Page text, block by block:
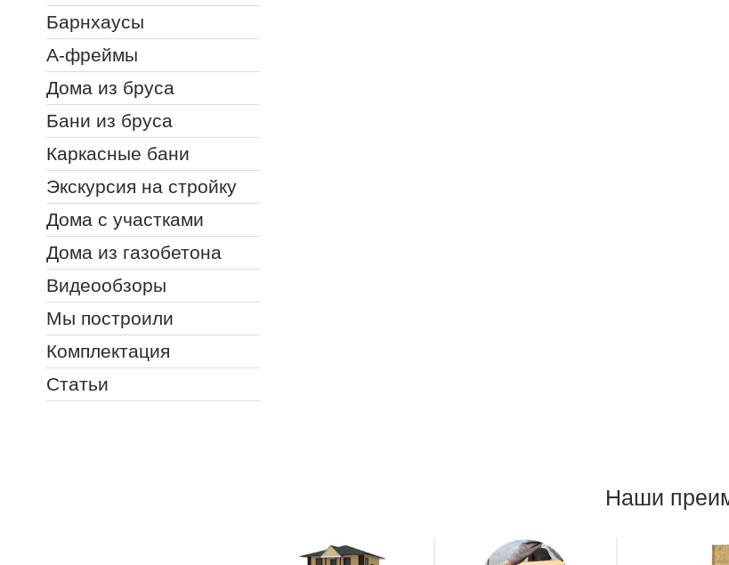
Наши
Барнхаусы
А-фреймы
Дома из бруса
Бани из бруса
Каркасные бани
Экскурсия на стройку
Дома с участками
Дома из газобетона
Видеообзоры
Мы построили
Комплектация
Статьи